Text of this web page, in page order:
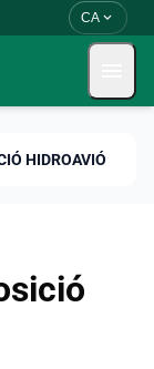
CA expand_more
HIDROAVIÓ